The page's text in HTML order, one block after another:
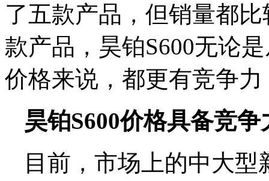
了五款产品，但销量都
款产品，昊铂S600无论
价格来说，都更有竞争
昊铂S600价格具备竞争
目前，市场上的中大